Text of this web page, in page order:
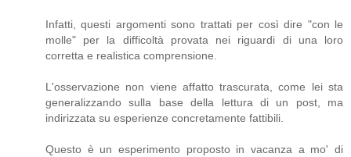
Infatti, questi argomenti sono trattati per così dire "con le
molle" per la difficoltà provata nei riguardi di una loro
corretta e realistica comprensione.
L'osservazione non viene affatto trascurata, come lei sta
generalizzando sulla base della lettura di un post, ma
indirizzata su esperienze concretamente fattibili.
Questo è un esperimento proposto in vacanza a mo' di